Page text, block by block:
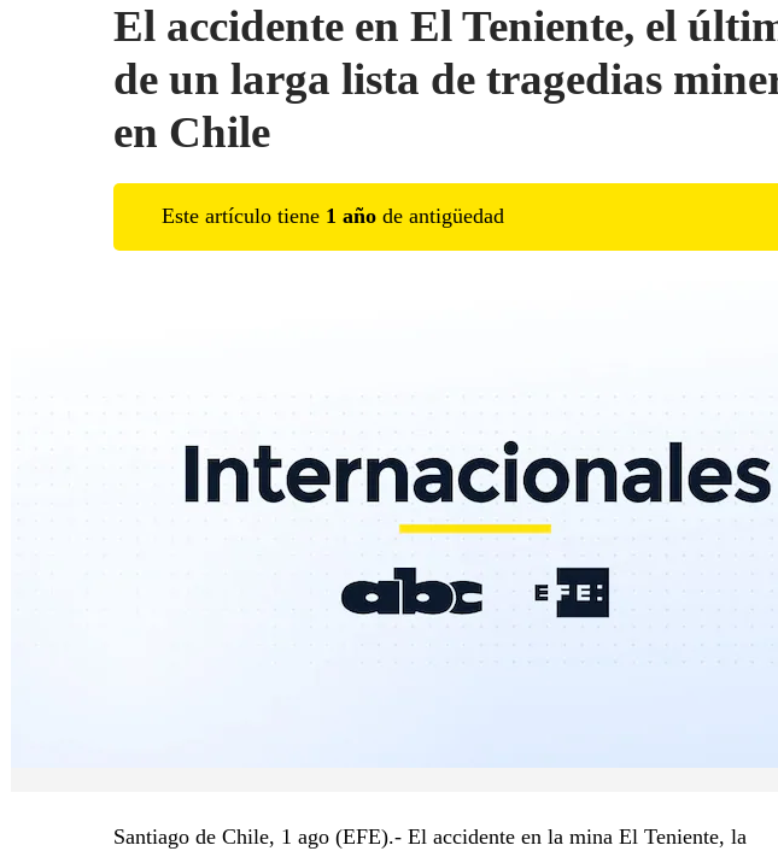
El accidente en El Teniente, el
de un larga lista de tragedias
en Chile
Este artículo tiene 1 año de antigüedad
Santiago de Chile, 1 ago (EFE).- El accidente en la mina El Teniente, la